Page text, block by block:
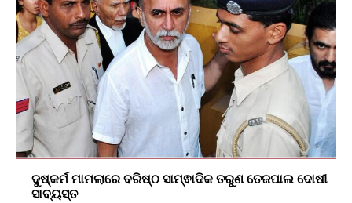
ଦୁଷ୍କର୍ମ ମାମଲାରେ ବରିଷ୍ଠ ସାମ୍ଵାଦିକ ତରୁଣ ତେଜପାଲ ଦୋଷୀ
ସାବ୍ୟସ୍ତ